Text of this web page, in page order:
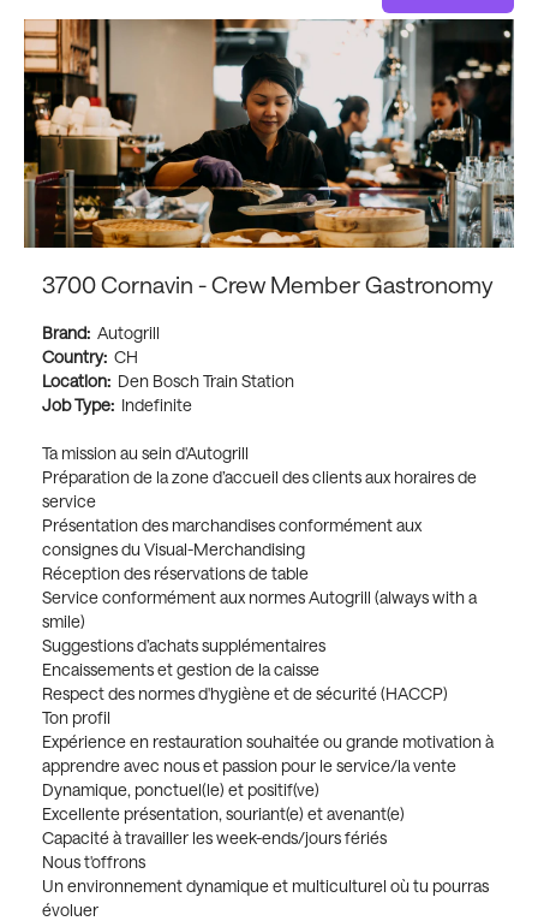
3700 Cornavin - Crew Member Gastronomy
Brand: Autogrill
Country: CH
Location: Den Bosch Train Station
Job Type: Indefinite
Ta mission au sein d'Autogrill
Préparation de la zone d’accueil des clients aux horaires de
service
Présentation des marchandises conformément aux
consignes du Visual-Merchandising
Réception des réservations de table
Service conformément aux normes Autogrill (always with a
smile)
Suggestions d’achats supplémentaires
Encaissements et gestion de la caisse
Respect des normes d'hygiène et de sécurité (HACCP)
Ton profil
Expérience en restauration souhaitée ou grande motivation à
apprendre avec nous et passion pour le service/la vente
Dynamique, ponctuel(le) et positif(ve)
Excellente présentation, souriant(e) et avenant(e)
Capacité à travailler les week-ends/jours fériés
Nous t'offrons
Un environnement dynamique et multiculturel où tu pourras
évoluer